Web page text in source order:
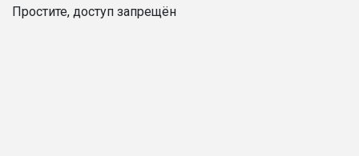
Простите, доступ запрещён